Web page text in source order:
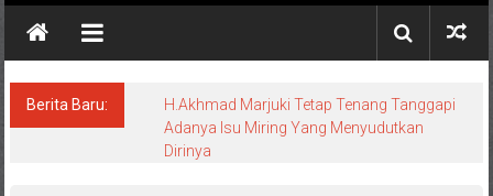
NEWS
Aktual
Tuntas.
Berita Baru:
H.Akhmad Marjuki Tetap Tenang Tanggapi
Adanya Isu Miring Yang Menyudutkan
Dirinya